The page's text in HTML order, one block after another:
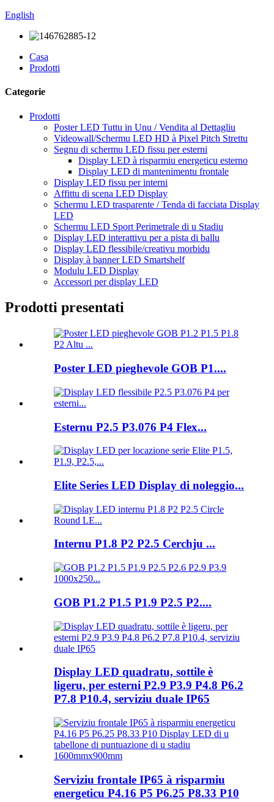
English
Casa
Prodotti
Categorie
Prodotti
Poster LED Tuttu in Unu / Vendita al Dettagliu
Videowall/Schermu LED HD à Pixel Pitch Strettu
Segnu di schermu LED fissu per esterni
Display LED à risparmiu energeticu esterno
Display LED di mantenimentu frontale
Display LED fissu per interni
Affittu di scena LED Display
Schermu LED trasparente / Tenda di facciata Display
LED
Schermu LED Sport Perimetrale di u Stadiu
Display LED interattivu per a pista di ballu
Display LED flessibile/creativu morbidu
Display à banner LED Smartshelf
Modulu LED Display
Accessori per display LED
Prodotti presentati
Poster LED pieghevole GOB P1....
Esternu P2.5 P3.076 P4 Flex...
Elite Series LED Display di noleggio...
Internu P1.8 P2 P2.5 Cerchju ...
GOB P1.2 P1.5 P1.9 P2.5 P2....
Display LED quadratu, sottile è
ligeru, per esterni P2.9 P3.9 P4.8 P6.2
P7.8 P10.4, serviziu duale IP65
Serviziu frontale IP65 à risparmiu
energeticu P4.16 P5 P6.25 P8.33 P10